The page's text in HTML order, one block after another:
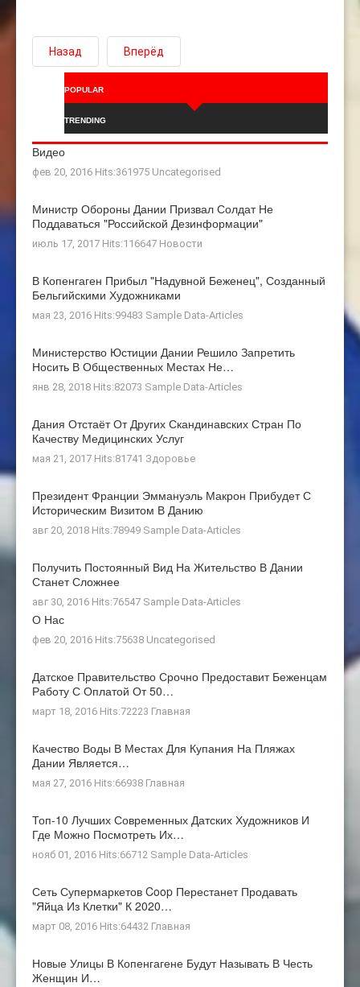
Назад Вперёд
POPULAR
TRENDING
Видео
фев 20, 2016 Hits:361975 Uncategorised
Министр Обороны Дании Призвал Солдат Не
Поддаваться "российской Дезинформации"
июль 17, 2017 Hits:116647 Новости
В Копенгаген Прибыл "Надувной Беженец", Созданный
Бельгийскими Художниками
мая 23, 2016 Hits:99483 Sample Data-Articles
Министерство Юстиции Дании Решило Запретить
Носить В Общественных Местах Не…
янв 28, 2018 Hits:82073 Sample Data-Articles
Дания Отстаёт От Других Скандинавских Стран По
Качеству Медицинских Услуг
мая 21, 2017 Hits:81741 Здоровье
Президент Франции Эммануэль Макрон Прибудет С
Историческим Визитом В Данию
авг 20, 2018 Hits:78949 Sample Data-Articles
Получить Постоянный Вид На Жительство В Дании
Станет Сложнее
авг 30, 2016 Hits:76547 Sample Data-Articles
О Нас
фев 20, 2016 Hits:75638 Uncategorised
Датское Правительство Срочно Предоставит Беженцам
Работу С Оплатой От 50…
март 18, 2016 Hits:72223 Главная
Качество Воды В Местах Для Купания На Пляжах
Дании Является…
мая 27, 2016 Hits:66938 Главная
Топ-10 Лучших Современных Датских Художников И
Где Можно Посмотреть Их…
нояб 01, 2016 Hits:66712 Sample Data-Articles
Сеть Супермаркетов Coop Перестанет Продавать
"яйца Из Клетки" К 2020…
март 08, 2016 Hits:64432 Главная
Новые Улицы В Копенгагене Будут Называть В Честь
Женщин И…